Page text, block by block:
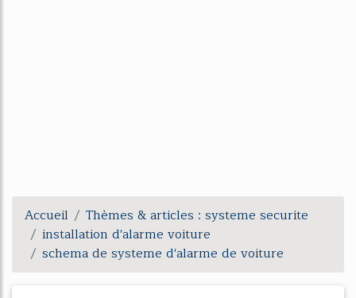
Accueil
Thèmes & articles : systeme securite
installation d'alarme voiture
schema de systeme d'alarme de voiture